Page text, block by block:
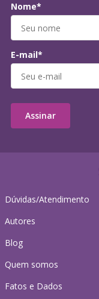
Dúvidas/Atendimento
Autores
Blog
Quem somos
Fatos e Dados
Nome*
E-mail*
Assinar